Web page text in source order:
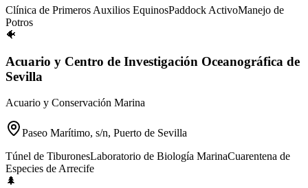
Clínica de Primeros Auxilios EquinosPaddock ActivoManejo de
Potros
🐠
Acuario y Centro de Investigación Oceanográfica de
Sevilla
Acuario y Conservación Marina
Paseo Marítimo, s/n, Puerto de Sevilla
Túnel de TiburonesLaboratorio de Biología MarinaCuarentena de
Especies de Arrecife
🌲